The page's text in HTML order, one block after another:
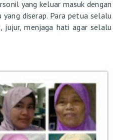
yang keluar masuk dengan
diserap. Para petua selalu
jujur, menjaga hati agar selalu